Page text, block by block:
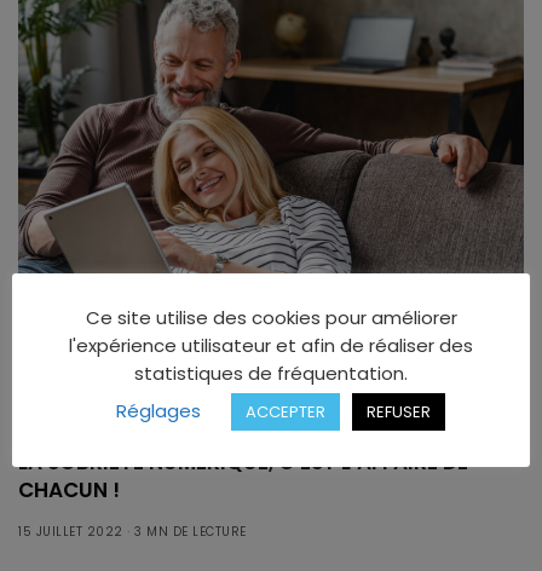
LA SOBRIÉTÉ NUMÉRIQUE, C’EST L’AFFAIRE DE
CHACUN !
15 JUILLET 2022 3 MN DE LECTURE
Ce site utilise des cookies pour améliorer
l'expérience utilisateur et afin de réaliser des
statistiques de fréquentation.
Réglages
ACCEPTER REFUSER